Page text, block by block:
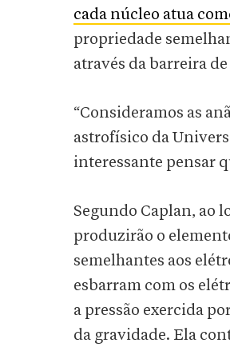
cada núcleo atua
propriedade
através da barreira
“Consideramos as
astrofísico da
interessante pensar
Segundo Caplan, ao
produzirão o
semelhantes aos
esbarram com os
a pressão exercida
da gravidade. Ela